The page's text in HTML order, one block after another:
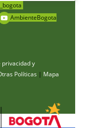
AmbienteBogota
privacidad y
Políticas | Mapa